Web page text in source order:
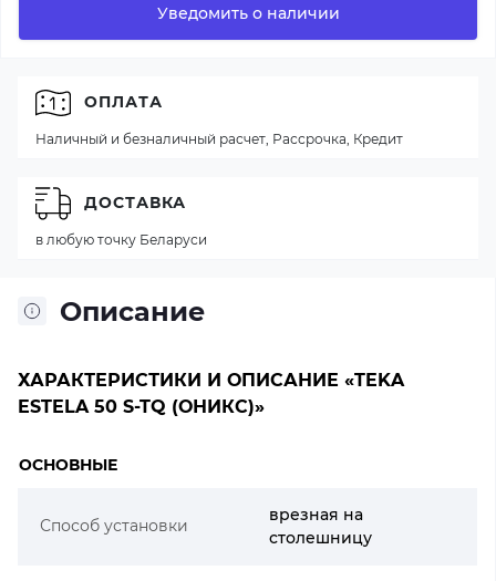
Уведомить о наличии
Описание
ХАРАКТЕРИСТИКИ И ОПИСАНИЕ «TEKA
ESTELA 50 S-TQ (ОНИКС)»
ОСНОВНЫЕ
Способ установки
врезная на
столешницу
ОПЛАТА
Наличный и безналичный расчет, Рассрочка, Кредит
ДОСТАВКА
в любую точку Беларуси